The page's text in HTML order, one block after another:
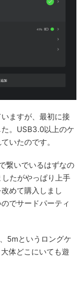
ますが、最初に接
。USB3.0以上のケ
いたのです。
繋いでいるはずなの
たがやっぱり上手
めて購入しまし
でサードパーティ
5mというロングケ
体どこにいても遊